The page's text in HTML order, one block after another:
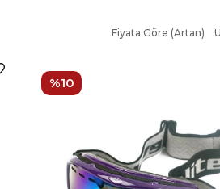
Fiyata Göre (Artan)
%10